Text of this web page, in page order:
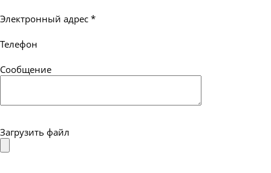
Электронный адрес *
Телефон
Сообщение
Загрузить файл